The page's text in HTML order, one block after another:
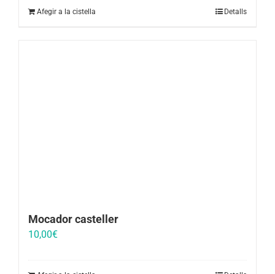
Afegir a la cistella Detalls
Mocador casteller
10,00€